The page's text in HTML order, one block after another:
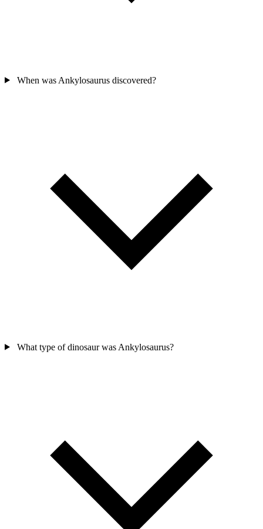
When was Ankylosaurus discovered?
What type of dinosaur was Ankylosaurus?